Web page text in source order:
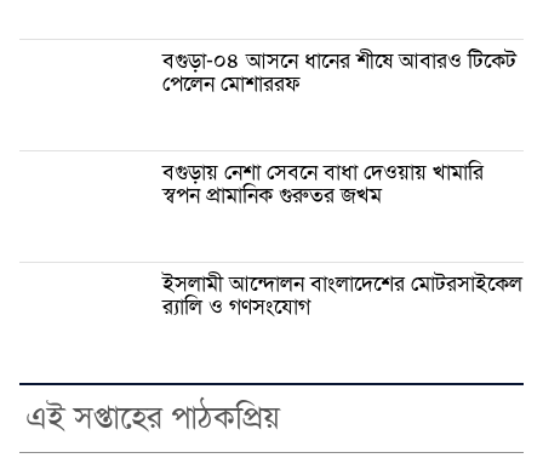
বগুড়া-০৪ আসনে ধানের শীষে আবারও টিকেট
পেলেন মোশাররফ
বগুড়ায় নেশা সেবনে বাধা দেওয়ায় খামারি
স্বপন প্রামানিক গুরুতর জখম
ইসলামী আন্দোলন বাংলাদেশের মোটরসাইকেল
র‍্যালি ও গণসংযোগ
এই সপ্তাহের পাঠকপ্রিয়